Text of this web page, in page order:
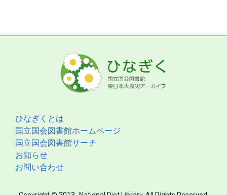
ひなぎくとは
国立国会図書館ホームページ
国立国会図書館サーチ
お知らせ
お問い合わせ